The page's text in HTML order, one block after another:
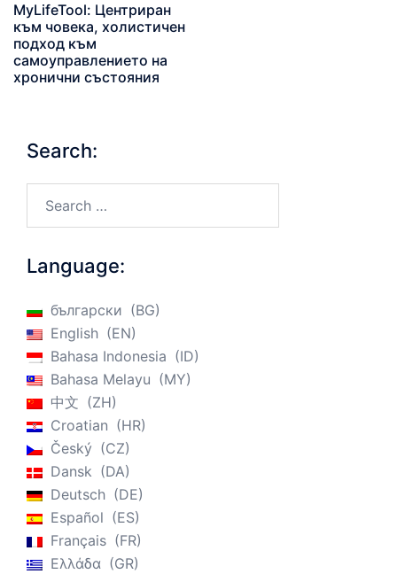
MyLifeTool: Центриран
към човека, холистичен
подход към
самоуправлението на
хронични състояния
Search:
Language:
български
BG
English
EN
Bahasa Indonesia
ID
Bahasa Melayu
MY
中文
ZH
Croatian
HR
Český
CZ
Dansk
DA
Deutsch
DE
Español
ES
Français
FR
Ελλάδα
GR